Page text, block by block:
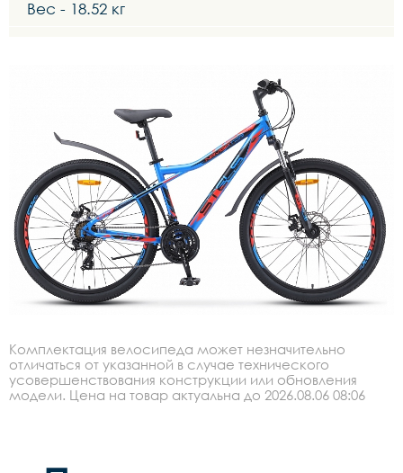
Вес - 18.52 кг
Комплектация велосипеда может незначительно
отличаться от указанной в случае технического
усовершенствования конструкции или обновления
модели. Цена на товар актуальна до 2026.08.06 08:06